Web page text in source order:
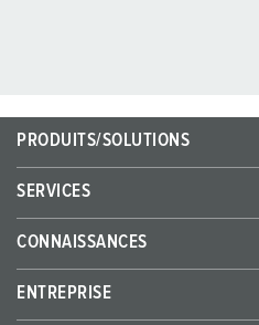
PRODUITS/SOLUTIONS
SERVICES
CONNAISSANCES
ENTREPRISE